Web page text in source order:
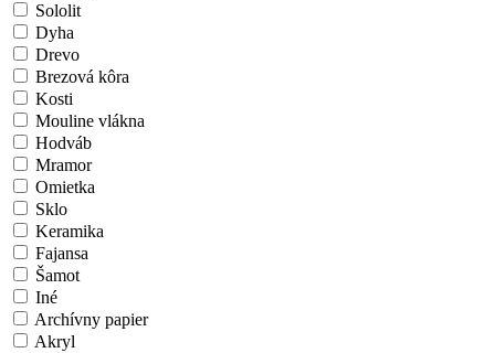
Sololit
Dyha
Drevo
Brezová kôra
Kosti
Mouline vlákna
Hodváb
Mramor
Omietka
Sklo
Keramika
Fajansa
Šamot
Iné
Archívny papier
Akryl